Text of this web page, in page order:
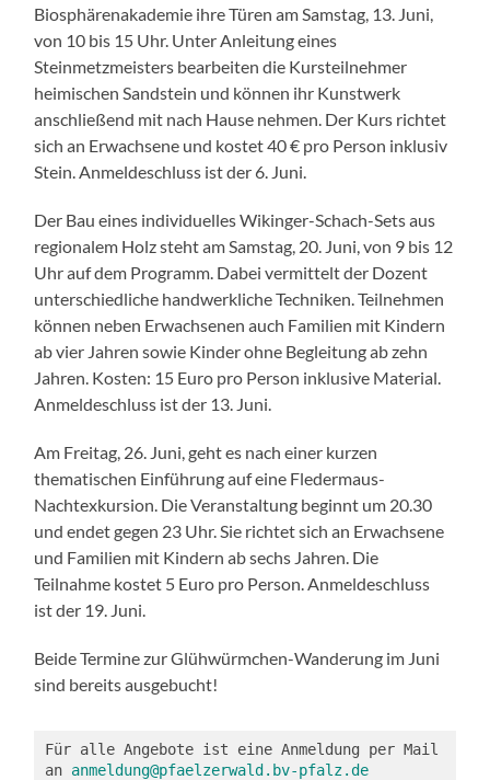
Biosphärenakademie ihre Türen am Samstag, 13. Juni,
von 10 bis 15 Uhr. Unter Anleitung eines
Steinmetzmeisters bearbeiten die Kursteilnehmer
heimischen Sandstein und können ihr Kunstwerk
anschließend mit nach Hause nehmen. Der Kurs richtet
sich an Erwachsene und kostet 40 € pro Person inklusiv
Stein. Anmeldeschluss ist der 6. Juni.
Der Bau eines individuelles Wikinger-Schach-Sets aus
regionalem Holz steht am Samstag, 20. Juni, von 9 bis 12
Uhr auf dem Programm. Dabei vermittelt der Dozent
unterschiedliche handwerkliche Techniken. Teilnehmen
können neben Erwachsenen auch Familien mit Kindern
ab vier Jahren sowie Kinder ohne Begleitung ab zehn
Jahren. Kosten: 15 Euro pro Person inklusive Material.
Anmeldeschluss ist der 13. Juni.
Am Freitag, 26. Juni, geht es nach einer kurzen
thematischen Einführung auf eine Fledermaus-
Nachtexkursion. Die Veranstaltung beginnt um 20.30
und endet gegen 23 Uhr. Sie richtet sich an Erwachsene
und Familien mit Kindern ab sechs Jahren. Die
Teilnahme kostet 5 Euro pro Person. Anmeldeschluss
ist der 19. Juni.
Beide Termine zur Glühwürmchen-Wanderung im Juni
sind bereits ausgebucht!
Für alle Angebote ist eine Anmeldung per Mail
an anmeldung@pfaelzerwald.bv-pfalz.de